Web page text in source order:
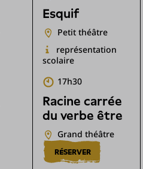
Esquif
Petit théâtre
représentation
scolaire
17h30
Racine carrée
du verbe être
Grand théâtre
RÉSERVER